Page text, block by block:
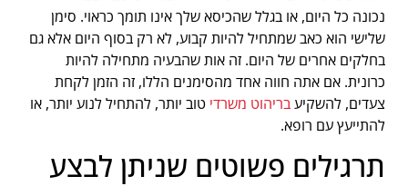
נכונה כל היום, או בגלל שהכיסא שלך אינו תומך כראוי. סימן
שלישי הוא כאב שמתחיל להיות קבוע, לא רק בסוף היום אלא גם
בחלקים אחרים של היום. זה אות שהבעיה מתחילה להיות
כרונית. אם אתה חווה אחד מהסימנים הללו, זה הזמן לקחת
צעדים, להשקיעבריהוט משרדי טוב יותר, להתחיל לנוע יותר, או
להתייעץ עם רופא.
תרגילים פשוטים שניתן לבצע